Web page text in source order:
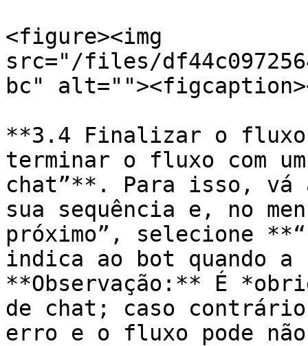
<figure><img
src="/files/
bc"
**3.4 Finalizar o
terminar o fluxo com
chat”**. Para isso, vá
sua sequência e, no
próximo”, selecione
indica ao bot quando
**Observação:** É
de chat; caso
erro e o fluxo pode